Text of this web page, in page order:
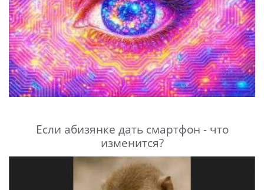
Если абизянке дать смартфон - что
изменится?